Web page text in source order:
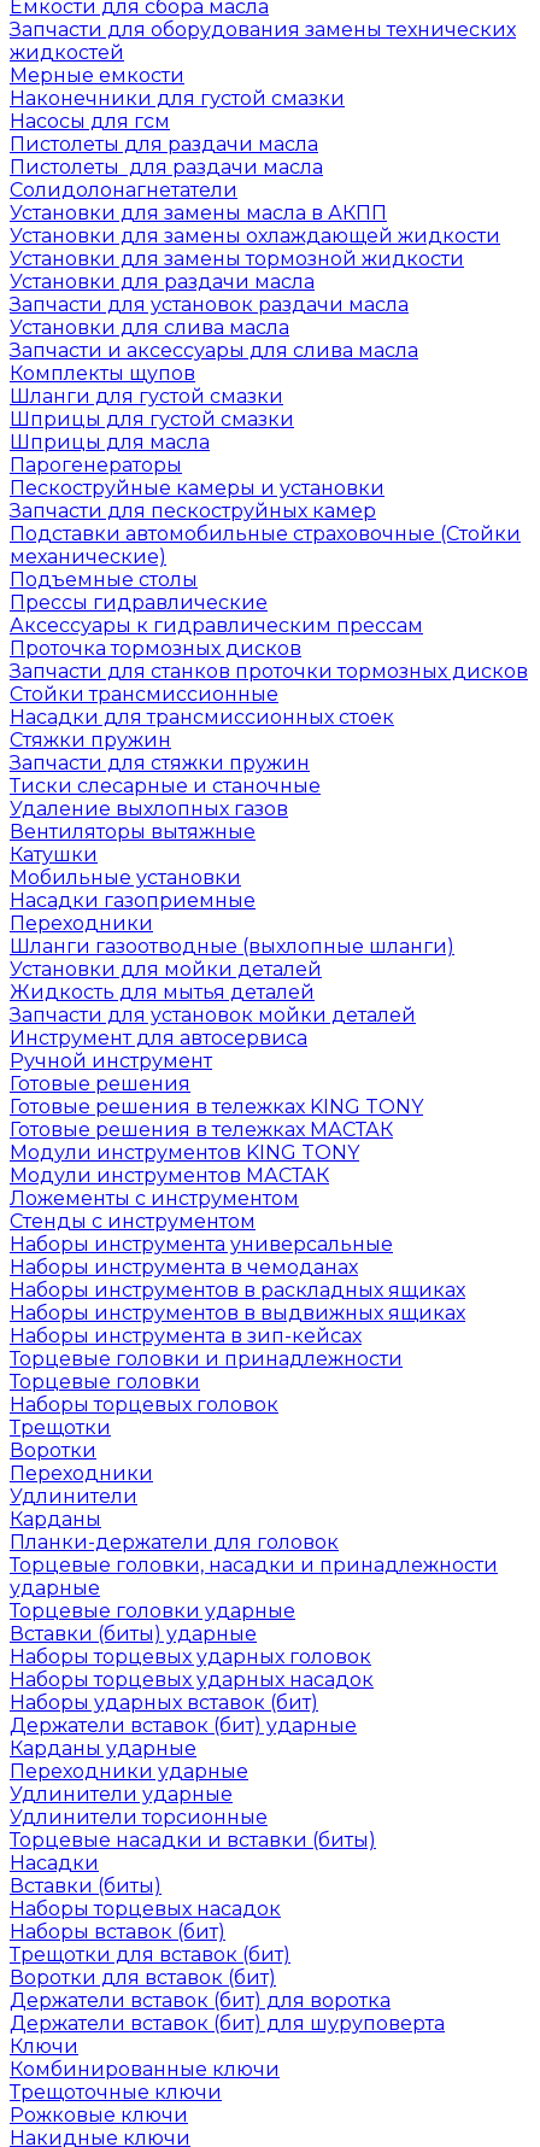
Емкости для сбора масла
Запчасти для оборудования замены технических
жидкостей
Мерные емкости
Наконечники для густой смазки
Насосы для гсм
Пистолеты для раздачи масла
Пистолеты для раздачи масла
Солидолонагнетатели
Установки для замены масла в АКПП
Установки для замены охлаждающей жидкости
Установки для замены тормозной жидкости
Установки для раздачи масла
Запчасти для установок раздачи масла
Установки для слива масла
Запчасти и аксессуары для слива масла
Комплекты щупов
Шланги для густой смазки
Шприцы для густой смазки
Шприцы для масла
Парогенераторы
Пескоструйные камеры и установки
Запчасти для пескоструйных камер
Подставки автомобильные страховочные (Стойки
механические)
Подъемные столы
Прессы гидравлические
Аксессуары к гидравлическим прессам
Проточка тормозных дисков
Запчасти для станков проточки тормозных дисков
Стойки трансмиссионные
Насадки для трансмиссионных стоек
Стяжки пружин
Запчасти для стяжки пружин
Тиски слесарные и станочные
Удаление выхлопных газов
Вентиляторы вытяжные
Катушки
Мобильные установки
Насадки газоприемные
Переходники
Шланги газоотводные (выхлопные шланги)
Установки для мойки деталей
Жидкость для мытья деталей
Запчасти для установок мойки деталей
Инструмент для автосервиса
Ручной инструмент
Готовые решения
Готовые решения в тележках KING TONY
Готовые решения в тележках МАСТАК
Модули инструментов KING TONY
Модули инструментов МАСТАК
Ложементы с инструментом
Стенды с инструментом
Наборы инструмента универсальные
Наборы инструмента в чемоданах
Наборы инструментов в раскладных ящиках
Наборы инструментов в выдвижных ящиках
Наборы инструмента в зип-кейсах
Торцевые головки и принадлежности
Торцевые головки
Наборы торцевых головок
Трещотки
Воротки
Переходники
Удлинители
Карданы
Планки-держатели для головок
Торцевые головки, насадки и принадлежности
ударные
Торцевые головки ударные
Вставки (биты) ударные
Наборы торцевых ударных головок
Наборы торцевых ударных насадок
Наборы ударных вставок (бит)
Держатели вставок (бит) ударные
Карданы ударные
Переходники ударные
Удлинители ударные
Удлинители торсионные
Торцевые насадки и вставки (биты)
Насадки
Вставки (биты)
Наборы торцевых насадок
Наборы вставок (бит)
Трещотки для вставок (бит)
Воротки для вставок (бит)
Держатели вставок (бит) для воротка
Держатели вставок (бит) для шуруповерта
Ключи
Комбинированные ключи
Трещоточные ключи
Рожковые ключи
Накидные ключи